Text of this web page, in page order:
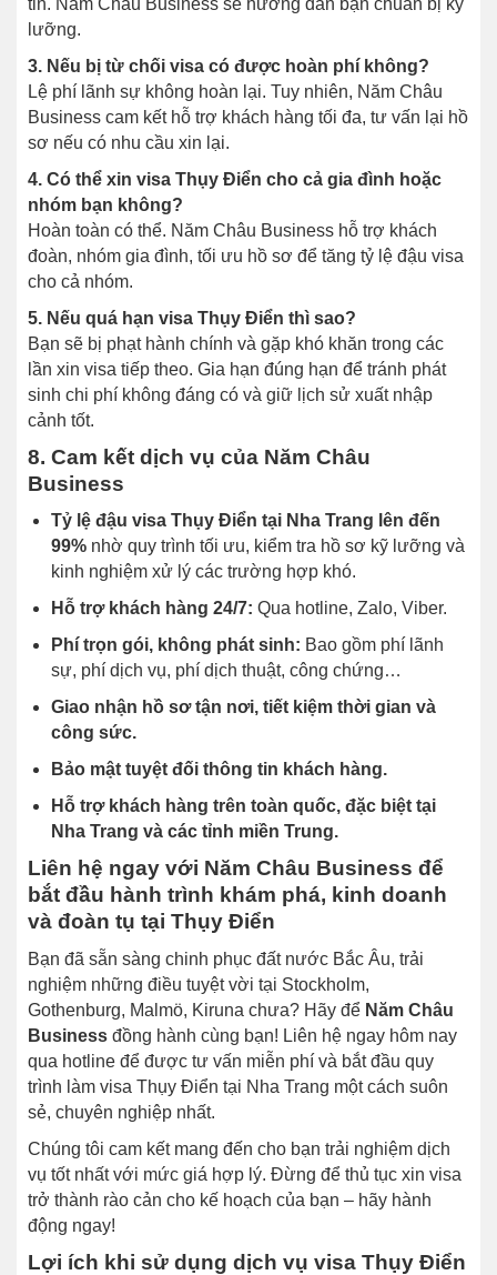
lưỡng.
3. Nếu bị từ chối visa có được hoàn phí không?
Lệ phí lãnh sự không hoàn lại. Tuy nhiên, Năm Châu
Business cam kết hỗ trợ khách hàng tối đa, tư vấn lại hồ
sơ nếu có nhu cầu xin lại.
4. Có thể xin visa Thụy Điển cho cả gia đình hoặc
nhóm bạn không?
Hoàn toàn có thể. Năm Châu Business hỗ trợ khách
đoàn, nhóm gia đình, tối ưu hồ sơ để tăng tỷ lệ đậu visa
cho cả nhóm.
5. Nếu quá hạn visa Thụy Điển thì sao?
Bạn sẽ bị phạt hành chính và gặp khó khăn trong các
lần xin visa tiếp theo. Gia hạn đúng hạn để tránh phát
sinh chi phí không đáng có và giữ lịch sử xuất nhập
cảnh tốt.
8. Cam kết dịch vụ của Năm Châu
Business
Tỷ lệ đậu visa Thụy Điển tại Nha Trang lên đến
99%nhờ quy trình tối ưu, kiểm tra hồ sơ kỹ lưỡng và
kinh nghiệm xử lý các trường hợp khó.
Hỗ trợ khách hàng 24/7: Qua hotline, Zalo, Viber.
Phí trọn gói, không phát sinh: Bao gồm phí lãnh
sự, phí dịch vụ, phí dịch thuật, công chứng…
Giao nhận hồ sơ tận nơi, tiết kiệm thời gian và
công sức.
Bảo mật tuyệt đối thông tin khách hàng.
Hỗ trợ khách hàng trên toàn quốc, đặc biệt tại
Nha Trang và các tỉnh miền Trung.
Liên hệ ngay với Năm Châu Business để
bắt đầu hành trình khám phá, kinh doanh
và đoàn tụ tại Thụy Điển
Bạn đã sẵn sàng chinh phục đất nước Bắc Âu, trải
nghiệm những điều tuyệt vời tại Stockholm,
Gothenburg, Malmö, Kiruna chưa? Hãy để Năm Châu
Business đồng hành cùng bạn! Liên hệ ngay hôm nay
qua hotline để được tư vấn miễn phí và bắt đầu quy
trình làm visa Thụy Điển tại Nha Trang một cách suôn
sẻ, chuyên nghiệp nhất.
Chúng tôi cam kết mang đến cho bạn trải nghiệm dịch
vụ tốt nhất với mức giá hợp lý. Đừng để thủ tục xin visa
trở thành rào cản cho kế hoạch của bạn – hãy hành
động ngay!
Lợi ích khi sử dụng dịch vụ visa Thụy Điển